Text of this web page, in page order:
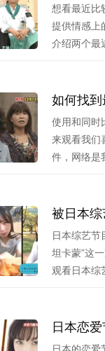
想看最近比
提供情感上
介绍两个最
如何找
使用和同时
来观看我们
件，网络是
被日本
日本综艺
坦卡蒙”这
观看日本综
日本恋